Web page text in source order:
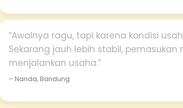
“Awalnya ragu, tapi karena kondisi
Sekarang jauh lebih stabil,
menjalankan usaha.”
– Nanda, Bandung